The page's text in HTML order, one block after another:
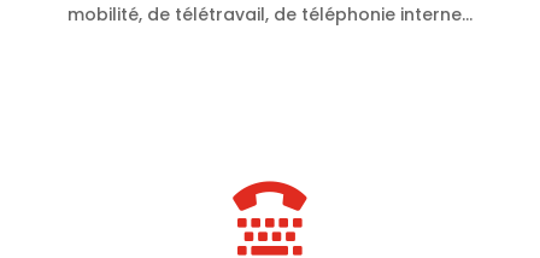
mobilité, de télétravail, de téléphonie interne…
